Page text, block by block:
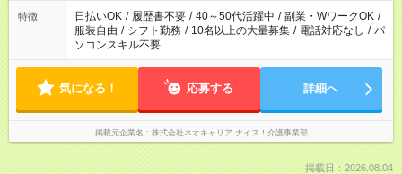
特徴 日払いOK / 履歴書不要 / 40～50代活躍中 / 副業・WワークOK /
服装自由 / シフト勤務 / 10名以上の大量募集 / 電話対応なし / パ
ソコンスキル不要
気になる！ 応募する 詳細へ
掲載元企業名 株式会社ネオキャリア ナイス！介護事業部
掲載日：2026.08.04